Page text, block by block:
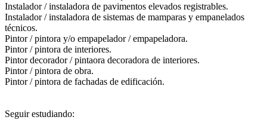
Instalador / instaladora de pavimentos elevados registrables.
Instalador / instaladora de sistemas de mamparas y empanelados
técnicos.
Pintor / pintora y/o empapelador / empapeladora.
Pintor / pintora de interiores.
Pintor decorador / pintaora decoradora de interiores.
Pintor / pintora de obra.
Pintor / pintora de fachadas de edificación.
Seguir estudiando: